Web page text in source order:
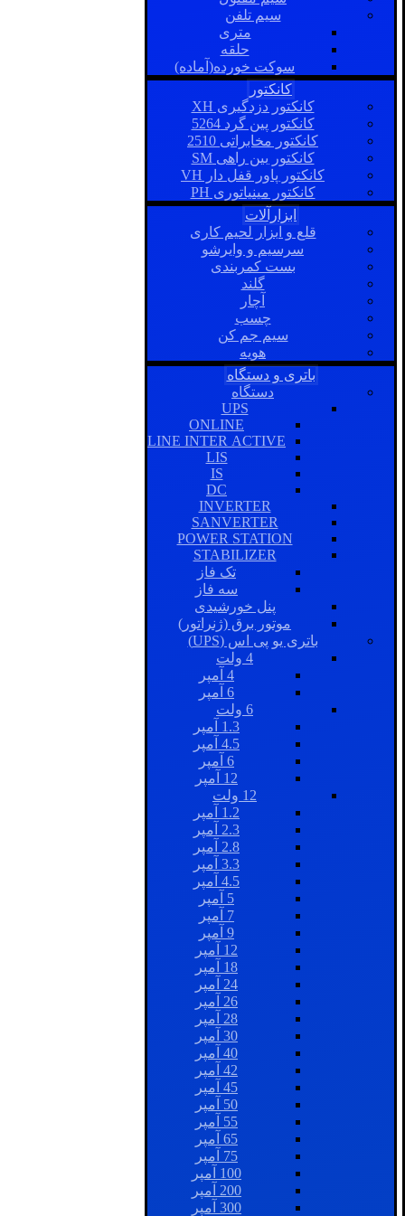
سیم تلفن
متری
حلقه
سوکت خورده(آماده)
کانکتور
کانکتور دزدگیری XH
کانکتور پین گرد 5264
کانکتور مخابراتی 2510
کانکتور بین راهی SM
کانکتور پاور قفل دار VH
کانکتور مینیاتوری PH
ابزارآلات
قلع و ابزار لحیم کاری
سرسیم و وایرشو
بست کمربندی
گلند
آچار
چسب
سیم جم کن
هویه
باتری و دستگاه
دستگاه
UPS
ONLINE
LINE INTER ACTIVE
LIS
IS
DC
INVERTER
SANVERTER
POWER STATION
STABILIZER
تک فاز
سه فاز
پنل خورشیدی
موتور برق (ژنراتور)
باتری یو پی اس (UPS)
4 ولت
4 آمپر
6 آمپر
6 ولت
1.3 آمپر
4.5 آمپر
6 آمپر
12 آمپر
12 ولت
1.2 آمپر
2.3 آمپر
2.8 آمپر
3.3 آمپر
4.5 آمپر
5 آمپر
7 آمپر
9 آمپر
12 آمپر
18 آمپر
24 آمپر
26 آمپر
28 آمپر
30 آمپر
40 آمپر
42 آمپر
45 آمپر
50 آمپر
55 آمپر
65 آمپر
75 آمپر
100 آمپر
200 آمپر
300 آمپر